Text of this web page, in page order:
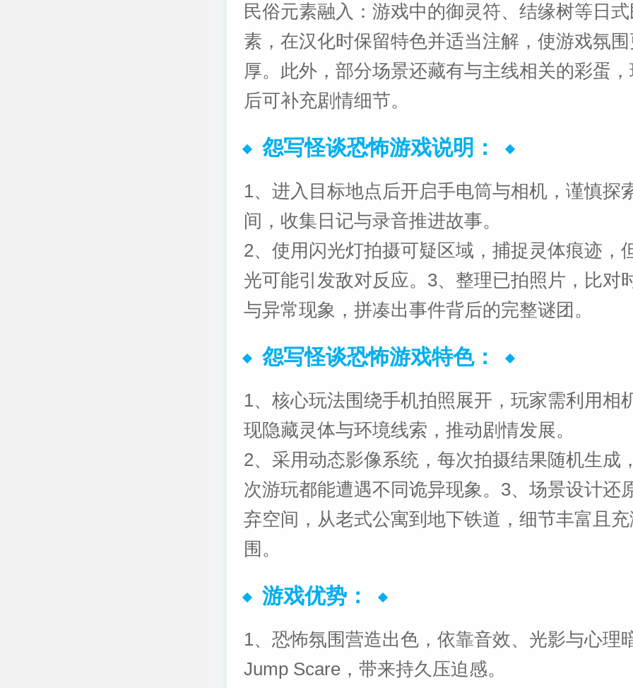
民俗元素融入：游戏中的御灵符、结缘树等日
素，在汉化时保留特色并适当注解，使游戏氛
厚。此外，部分场景还藏有与主线相关的彩蛋
后可补充剧情细节。
怨写怪谈恐怖游戏说明：
1、进入目标地点后开启手电筒与相机，谨慎探
间，收集日记与录音推进故事。
2、使用闪光灯拍摄可疑区域，捕捉灵体痕迹，
光可能引发敌对反应。 3、整理已拍照片，比对
与异常现象，拼凑出事件背后的完整谜团。
怨写怪谈恐怖游戏特色：
1、核心玩法围绕手机拍照展开，玩家需利用相
现隐藏灵体与环境线索，推动剧情发展。
2、采用动态影像系统，每次拍摄结果随机生成
次游玩都能遭遇不同诡异现象。 3、场景设计还
弃空间，从老式公寓到地下铁道，细节丰富且
围。
游戏优势：
1、恐怖氛围营造出色，依靠音效、光影与心理
Jump Scare，带来持久压迫感。